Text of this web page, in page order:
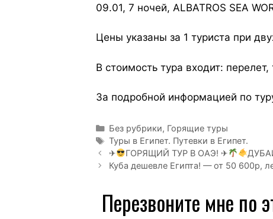
09.01, 7 ночей, ALBATROS SEA
Цены указаны за 1 туриста при
В стоимость тура входит:
За подробной информацией по
Без рубрики, Горящие туры
Туры в Египет. Путевки в Египет.
✈
ГОРЯЩИЙ ТУР В ОАЭ! ✈
Куба дешевле Египта! — от 50 600р,
Перезвоните мне по